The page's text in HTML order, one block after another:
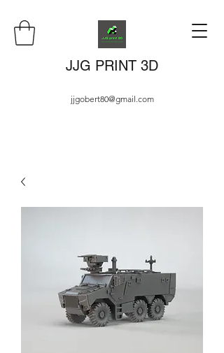
JJG PRINT 3D
jjgobert80@gmail.com